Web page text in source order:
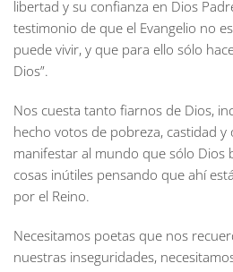
libertad y su confianza en Dios
testimonio de que el Evangelio no
puede vivir, y que para ello sólo
Dios”.
Nos cuesta tanto fiarnos de Dios,
hecho votos de pobreza, castidad y
manifestar al mundo que sólo Dios
cosas inútiles pensando que ahí
por el Reino.
Necesitamos poetas que nos
nuestras inseguridades,